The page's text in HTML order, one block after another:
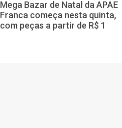
Mega Bazar de Natal da APAE
Franca começa nesta quinta,
com peças a partir de R$ 1